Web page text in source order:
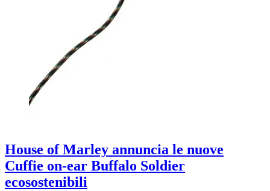
House of Marley annuncia le nuove
Cuffie on-ear Buffalo Soldier
ecosostenibili